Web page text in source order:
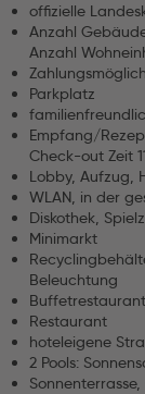
offizielle
Anzahl
Anzahl
Parkplatz
Empfang/
Check-out Zeit
Lobby, Aufzug,
WLAN, in der
Diskothek,
Minimarkt
Beleuchtung
Restaurant
hoteleigene
2 Pools: